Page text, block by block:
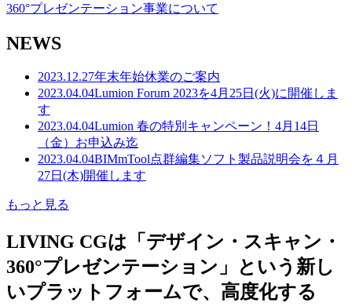
360°プレゼンテーション事業について
NEWS
2023.12.27年末年始休業のご案内
2023.04.04Lumion Forum 2023を4月25日(火)に開催しま
す
2023.04.04Lumion 春の特別キャンペーン！4月14日
（金）お申込み迄
2023.04.04BIMmTool点群編集ソフト製品説明会を４月
27日(木)開催します
もっと見る
LIVING CGは「デザイン・スキャン・
360°プレゼンテーション」という新し
いプラットフォームで、高度化する